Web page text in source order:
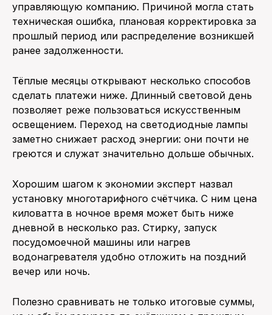
управляющую компанию. Причиной могла стать
техническая ошибка, плановая корректировка за
прошлый период или распределение возникшей
ранее задолженности.
Тёплые месяцы открывают несколько способов
сделать платежи ниже. Длинный световой день
позволяет реже пользоваться искусственным
освещением. Переход на светодиодные лампы
заметно снижает расход энергии: они почти не
греются и служат значительно дольше обычных.
Хорошим шагом к экономии эксперт назвал
установку многотарифного счётчика. С ним цена
киловатта в ночное время может быть ниже
дневной в несколько раз. Стирку, запуск
посудомоечной машины или нагрев
водонагревателя удобно отложить на поздний
вечер или ночь.
Полезно сравнивать не только итоговые суммы,